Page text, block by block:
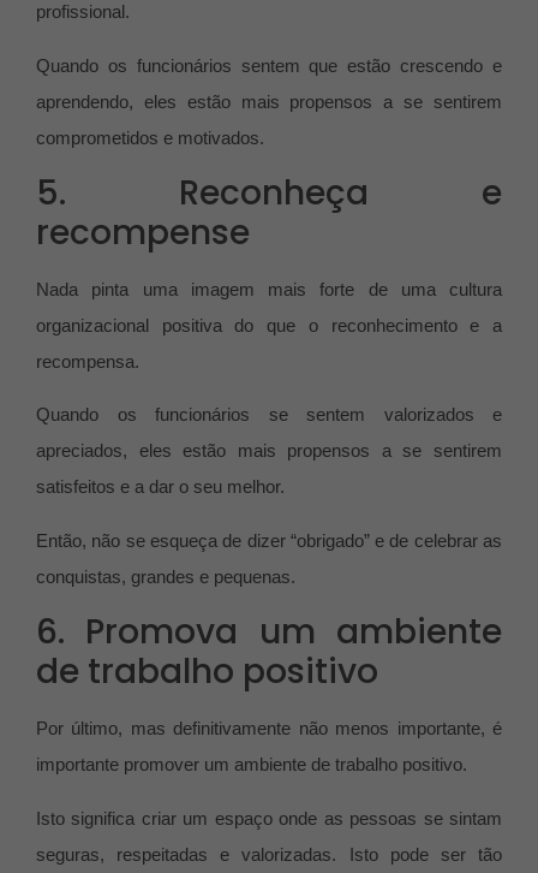
profissional.
Quando os funcionários sentem que estão crescendo e
aprendendo, eles estão mais propensos a se sentirem
comprometidos e motivados.
5. Reconheça e
recompense
Nada pinta uma imagem mais forte de uma cultura
organizacional positiva do que o reconhecimento e a
recompensa.
Quando os funcionários se sentem valorizados e
apreciados, eles estão mais propensos a se sentirem
satisfeitos e a dar o seu melhor.
Então, não se esqueça de dizer “obrigado” e de celebrar as
conquistas, grandes e pequenas.
6. Promova um ambiente
de trabalho positivo
Por último, mas definitivamente não menos importante, é
importante promover um ambiente de trabalho positivo.
Isto significa criar um espaço onde as pessoas se sintam
seguras, respeitadas e valorizadas. Isto pode ser tão